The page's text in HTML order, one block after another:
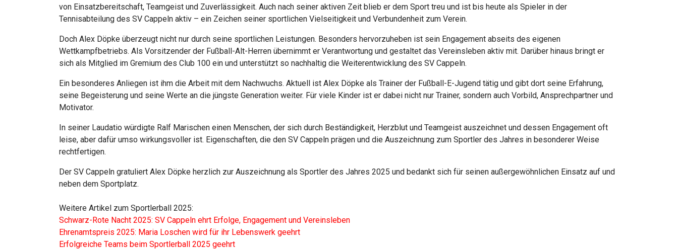
von Einsatzbereitschaft, Teamgeist und Zuverlässigkeit. Auch nach seiner aktiven Zeit blieb er dem Sport treu und ist bis heute als Spieler in der
Tennisabteilung des SV Cappeln aktiv – ein Zeichen seiner sportlichen Vielseitigkeit und Verbundenheit zum Verein.
Doch Alex Döpke überzeugt nicht nur durch seine sportlichen Leistungen. Besonders hervorzuheben ist sein Engagement abseits des eigenen
Wettkampfbetriebs. Als Vorsitzender der Fußball-Alt-Herren übernimmt er Verantwortung und gestaltet das Vereinsleben aktiv mit. Darüber hinaus bringt er
sich als Mitglied im Gremium des Club 100 ein und unterstützt so nachhaltig die Weiterentwicklung des SV Cappeln.
Ein besonderes Anliegen ist ihm die Arbeit mit dem Nachwuchs. Aktuell ist Alex Döpke als Trainer der Fußball-E-Jugend tätig und gibt dort seine Erfahrung,
seine Begeisterung und seine Werte an die jüngste Generation weiter. Für viele Kinder ist er dabei nicht nur Trainer, sondern auch Vorbild, Ansprechpartner und
Motivator.
In seiner Laudatio würdigte Ralf Marischen einen Menschen, der sich durch Beständigkeit, Herzblut und Teamgeist auszeichnet und dessen Engagement oft
leise, aber dafür umso wirkungsvoller ist. Eigenschaften, die den SV Cappeln prägen und die Auszeichnung zum Sportler des Jahres in besonderer Weise
rechtfertigen.
Der SV Cappeln gratuliert Alex Döpke herzlich zur Auszeichnung als Sportler des Jahres 2025 und bedankt sich für seinen außergewöhnlichen Einsatz auf und
neben dem Sportplatz.
Weitere Artikel zum Sportlerball 2025:
Schwarz-Rote Nacht 2025: SV Cappeln ehrt Erfolge, Engagement und Vereinsleben
Ehrenamtspreis 2025: Maria Loschen wird für ihr Lebenswerk geehrt
Erfolgreiche Teams beim Sportlerball 2025 geehrt